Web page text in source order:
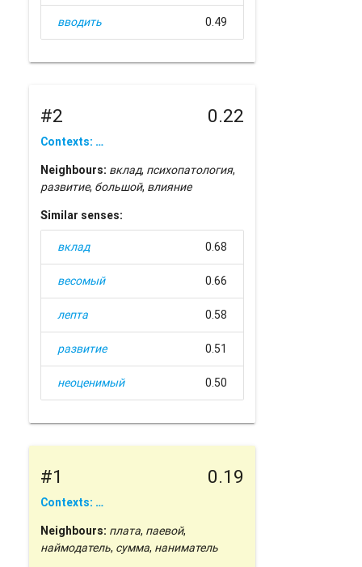
вводить 0.49
#2 0.22
Contexts: …
Neighbours: вклад, психопатология,
развитие, большой, влияние
Similar senses:
вклад 0.68
весомый 0.66
лепта 0.58
развитие 0.51
неоценимый 0.50
#1 0.19
Contexts: …
Neighbours: плата, паевой,
наймодатель, сумма, наниматель